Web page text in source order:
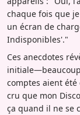
chaque fois que
un écran de
Indisponibles'."
Ces anecdotes
comptes aient été
cru que mon
ça quand il ne se